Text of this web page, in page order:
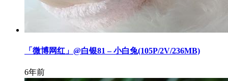
「微博网红」@白银81 – 小白兔(105P/2V/236MB)
6年前